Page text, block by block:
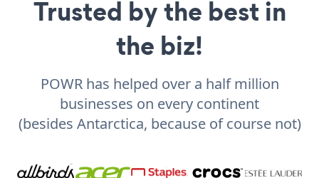
Trusted by the best in
the biz!
POWR has helped over a half million
businesses on every continent
(besides Antarctica, because of course not)